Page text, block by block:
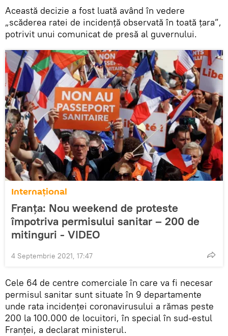
Această decizie a fost luată având în vedere
„scăderea ratei de incidență observată în toată țara”,
potrivit unui comunicat de presă al guvernului.
Internaţional
Franţa: Nou weekend de proteste
împotriva permisului sanitar – 200 de
mitinguri - VIDEO
4 Septembrie 2021, 17:47
Cele 64 de centre comerciale în care va fi necesar
permisul sanitar sunt situate în 9 departamente
unde rata incidenței coronavirusului a rămas peste
200 la 100.000 de locuitori, în special în sud-estul
Franței, a declarat ministerul.